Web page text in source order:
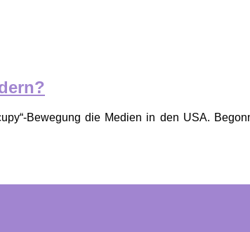
Bewegung die Medien in den USA.